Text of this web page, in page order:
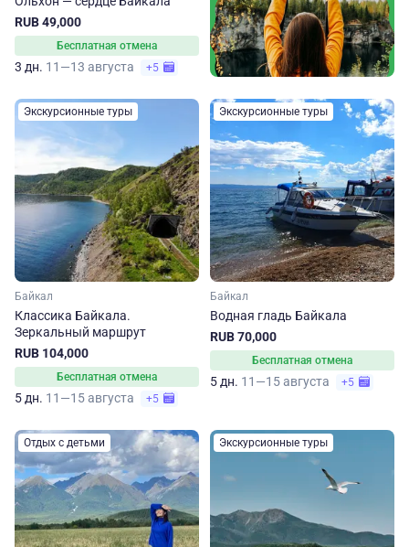
RUB 49,000
Бесплатная отмена
3 дн. 11—13 августа +5
Экскурсионные туры
Байкал
Классика Байкала.
Зеркальный маршрут
RUB 104,000
Бесплатная отмена
5 дн. 11—15 августа +5
Экскурсионные туры
Байкал
Водная гладь Байкала
RUB 70,000
Бесплатная отмена
5 дн. 11—15 августа +5
Отдых с детьми Экскурсионные туры